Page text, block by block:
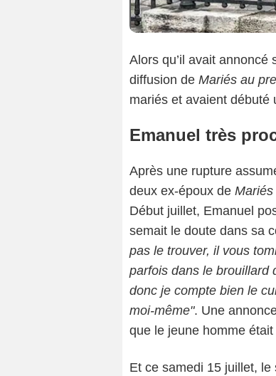
Alors qu’il avait
diffusion de Mariés au
mariés et avaient débuté
Emanuel très
Après une rupture
deux ex-époux de
Début juillet, Emanuel
semait le doute dans sa
pas le trouver, il vous
parfois dans le brouillard
donc je compte bien le
moi-même". Une
que le jeune homme
Et ce samedi 15 juillet,